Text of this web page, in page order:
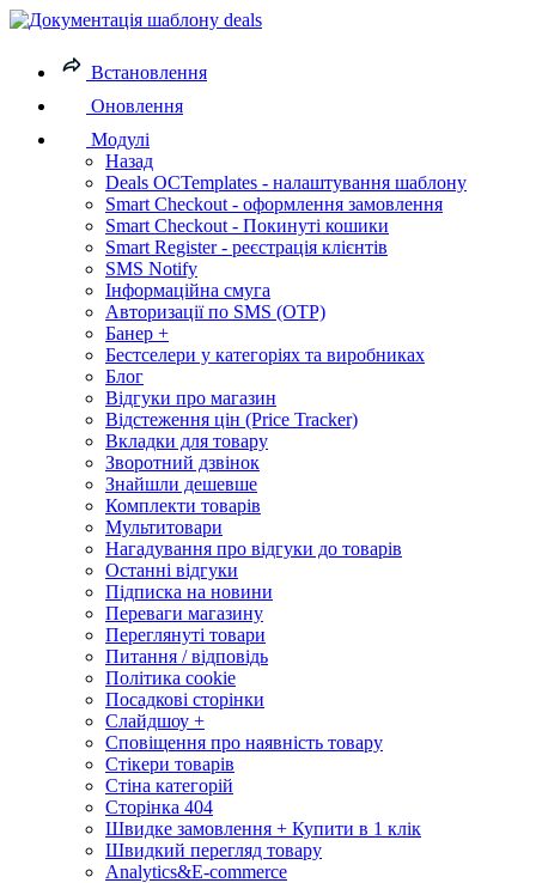
Встановлення
Оновлення
Модулі
Назад
Deals OCTemplates - налаштування шаблону
Smart Checkout - оформлення замовлення
Smart Checkout - Покинуті кошики
Smart Register - реєстрація клієнтів
SMS Notify
Інформаційна смуга
Авторизації по SMS (OTP)
Банер +
Бестселери у категоріях та виробниках
Блог
Відгуки про магазин
Відстеження цін (Price Tracker)
Вкладки для товару
Зворотний дзвінок
Знайшли дешевше
Комплекти товарів
Мультитовари
Нагадування про відгуки до товарів
Останні відгуки
Підписка на новини
Переваги магазину
Переглянуті товари
Питання / відповідь
Політика cookie
Посадкові сторінки
Слайдшоу +
Сповіщення про наявність товару
Стікери товарів
Стіна категорій
Сторінка 404
Швидке замовлення + Купити в 1 клік
Швидкий перегляд товару
Analytics&E-commerce